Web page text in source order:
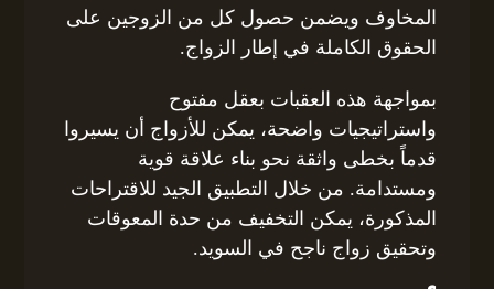
المخاوف ويضمن حصول كل من الزوجين على
الحقوق الكاملة في إطار الزواج.
بمواجهة هذه العقبات بعقل مفتوح
واستراتيجيات واضحة، يمكن للأزواج أن يسيروا
قدماً بخطى واثقة نحو بناء علاقة قوية
ومستدامة. من خلال التطبيق الجيد للاقتراحات
المذكورة، يمكن التخفيف من حدة المعوقات
وتحقيق زواج ناجح في السويد.